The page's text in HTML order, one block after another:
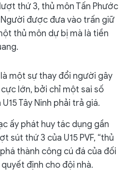
thứ 3, thủ môn Tấn Phước
được đưa vào trấn giữ
thủ môn dự bị mà là tiền
một sự thay đổi người gây
lớn, bởi chỉ một sai số
Tây Ninh phải trả giá.
ấy phát huy tác dụng gần
sút thứ 3 của U15 PVF, “thủ
thành công cú đá của đối
định cho đội nhà.